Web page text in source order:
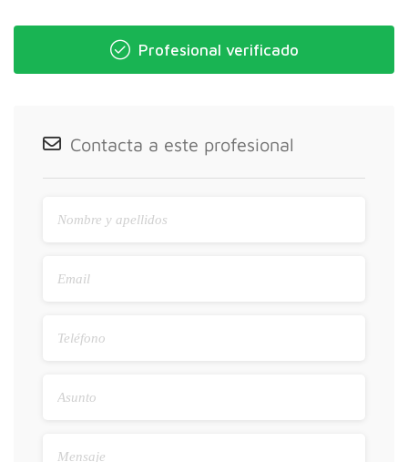
Profesional verificado
Contacta a este profesional